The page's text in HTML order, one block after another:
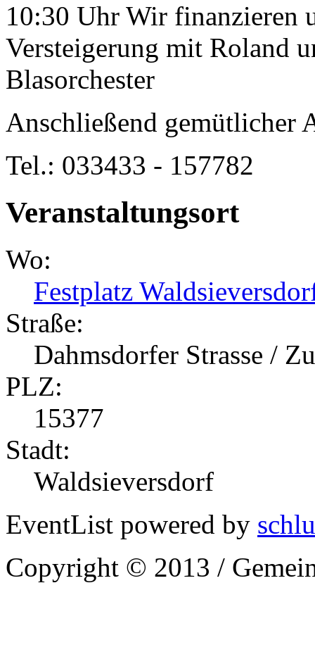
10:30 Uhr Wir finanzieren
Versteigerung mit Roland
Blasorchester
Anschließend gemütlicher
Tel.: 033433 - 157782
Veranstaltungsort
Wo:
Festplatz
Straße:
Dahmsdorfer Strasse /
PLZ:
15377
Stadt:
Waldsieversdorf
EventList powered by
Copyright © 2013 /